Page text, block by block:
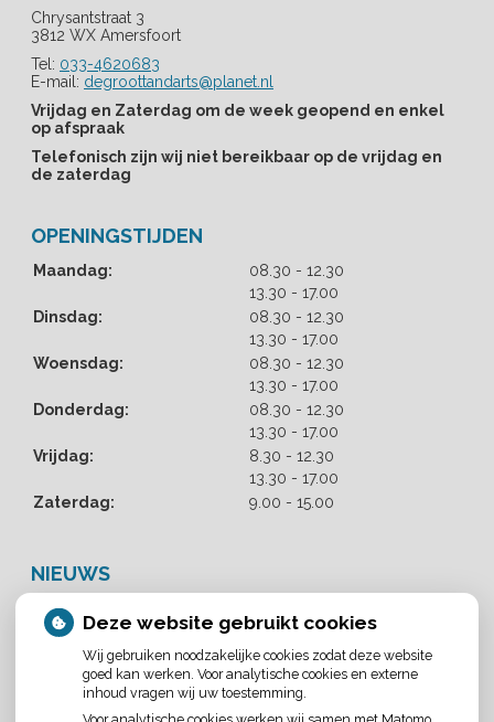
Chrysantstraat 3
3812 WX Amersfoort
Tel: 033-4620683
E-mail: degroottandarts@planet.nl
Vrijdag en Zaterdag om de week geopend en enkel
op afspraak
Telefonisch zijn wij niet bereikbaar op de vrijdag en
de zaterdag
OPENINGSTIJDEN
Maandag: 08.30 tot
- 12.30
13.30 tot
- 17.00
Dinsdag:
08.30 tot
- 12.30
13.30 tot
- 17.00
Woensdag:
08.30 tot
- 12.30
13.30 tot
- 17.00
Donderdag:
08.30 tot
- 12.30
13.30 tot
- 17.00
Vrijdag:
8.30 tot
- 12.30
13.30 tot
- 17.00
Zaterdag:
9.00 - 15.00
NIEUWS
Tanden bleken? Laat het veilig doen!
Gezond tandvlees: de basis voor een gezonde mond
Naar de tandarts in het buitenland? Wees op je hoede!
Deze website gebruikt cookies
Wij gebruiken noodzakelijke cookies zodat deze website
goed kan werken. Voor analytische cookies en externe
inhoud vragen wij uw toestemming.
Voor analytische cookies werken wij samen met Matomo